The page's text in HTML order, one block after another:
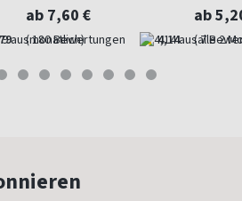
ab 7,60 €
(monatlich) 4,14
ab
(alle 2